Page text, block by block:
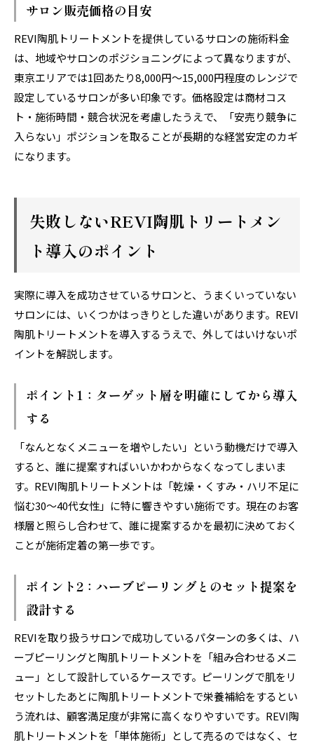
サロン販売価格の目安
REVI陶肌トリートメントを提供しているサロンの施術料金
は、地域やサロンのポジショニングによって異なりますが、
東京エリアでは1回あたり8,000円〜15,000円程度のレンジで
設定しているサロンが多い印象です。価格設定は商材コス
ト・施術時間・競合状況を考慮したうえで、「安売り競争に
入らない」ポジションを取ることが長期的な経営安定のカギ
になります。
失敗しないREVI陶肌トリートメン
ト導入のポイント
実際に導入を成功させているサロンと、うまくいっていない
サロンには、いくつかはっきりとした違いがあります。REVI
陶肌トリートメントを導入するうえで、外してはいけないポ
イントを解説します。
ポイント1：ターゲット層を明確にしてから導入
する
「なんとなくメニューを増やしたい」という動機だけで導入
すると、誰に提案すればいいかわからなくなってしまいま
す。REVI陶肌トリートメントは「乾燥・くすみ・ハリ不足に
悩む30〜40代女性」に特に響きやすい施術です。現在のお客
様層と照らし合わせて、誰に提案するかを最初に決めておく
ことが施術定着の第一歩です。
ポイント2：ハーブピーリングとのセット提案を
設計する
REVIを取り扱うサロンで成功しているパターンの多くは、ハ
ーブピーリングと陶肌トリートメントを「組み合わせるメニ
ュー」として設計しているケースです。ピーリングで肌をリ
セットしたあとに陶肌トリートメントで栄養補給をするとい
う流れは、顧客満足度が非常に高くなりやすいです。REVI陶
肌トリートメントを「単体施術」として売るのではなく、セ